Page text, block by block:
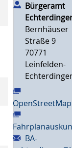
Bürgeramt
Bernhäuser
Straße 9
70771
Leinfelden-
OpenStreetMap
BA-